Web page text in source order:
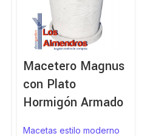
Macetero Magnus
con Plato
Hormigón Armado
Macetas estilo moderno